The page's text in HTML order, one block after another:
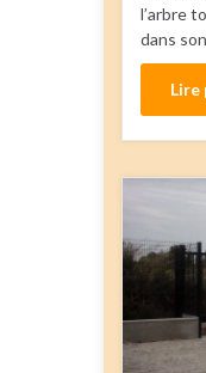
l’arbre
dans
Lire